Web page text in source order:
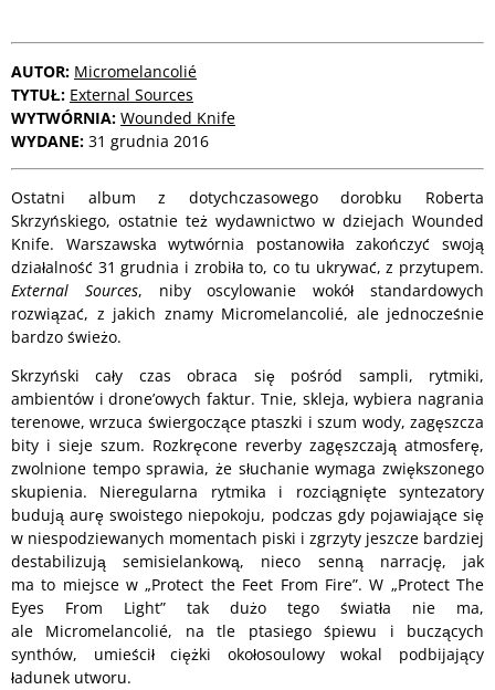
AUTOR: Micromelancolié
TYTUŁ: External Sources
WYTWÓRNIA: Wounded Knife
WYDANE: 31 grudnia 2016
Ostatni album z dotychczasowego dorobku Roberta
Skrzyńskiego, ostatnie też wydawnictwo w dziejach Wounded
Knife. Warszawska wytwórnia postanowiła zakończyć swoją
działalność 31 grudnia i zrobiła to, co tu ukrywać, z przytupem.
External Sources, niby oscylowanie wokół standardowych
rozwiązać, z jakich znamy Micromelancolié, ale jednocześnie
bardzo świeżo.
Skrzyński cały czas obraca się pośród sampli, rytmiki,
ambientów i drone’owych faktur. Tnie, skleja, wybiera nagrania
terenowe, wrzuca świergoczące ptaszki i szum wody, zagęszcza
bity i sieje szum. Rozkręcone reverby zagęszczają atmosferę,
zwolnione tempo sprawia, że słuchanie wymaga zwiększonego
skupienia. Nieregularna rytmika i rozciągnięte syntezatory
budują aurę swoistego niepokoju, podczas gdy pojawiające się
w niespodziewanych momentach piski i zgrzyty jeszcze bardziej
destabilizują semisielankową, nieco senną narrację, jak
ma to miejsce w „Protect the Feet From Fire”. W „Protect The
Eyes From Light” tak dużo tego światła nie ma,
ale Micromelancolié, na tle ptasiego śpiewu i buczących
synthów, umieścił ciężki okołosoulowy wokal podbijający
ładunek utworu.